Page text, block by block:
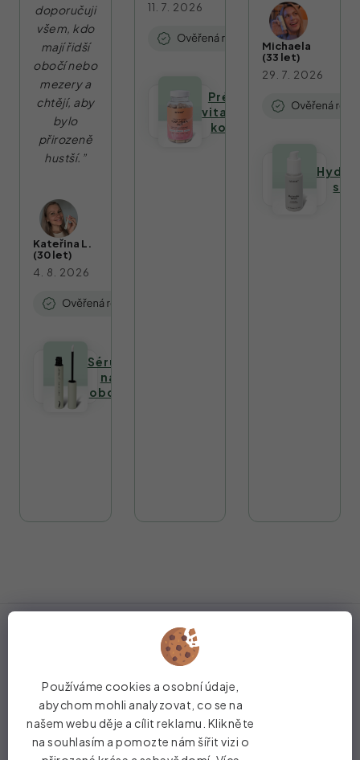
Používáme cookies a osobní údaje,
abychom mohli analyzovat, co se na
našem webu děje a cílit reklamu. Klikněte
na souhlasím a pomozte nám šířit vizi o
doporučuji
všem, kdo
mají řidší
obočí nebo
mezery a
chtějí, aby
bylo
přirozeně
hustší.”
Kateřina L.
(30 let)
4. 8. 2026
Sérum
na
obočí
11. 7. 2026
Prémiový
vitamínový
komplex
Michaela
(33 let)
29. 7. 2026
Z